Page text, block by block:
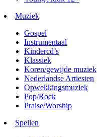
Muziek
Gospel
Instrumentaal
Kindercd’s
Klassiek
Koren/gewijde muziek
Nederlandse Artiesten
Opwekkingsmuziek
Pop/Rock
Praise/Worship
Spellen